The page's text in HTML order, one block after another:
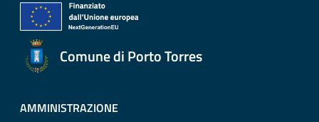
Comune di Porto Torres
AMMINISTRAZIONE